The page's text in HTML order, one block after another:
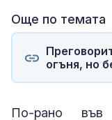
Още по темата
огъня, но
По-рано във